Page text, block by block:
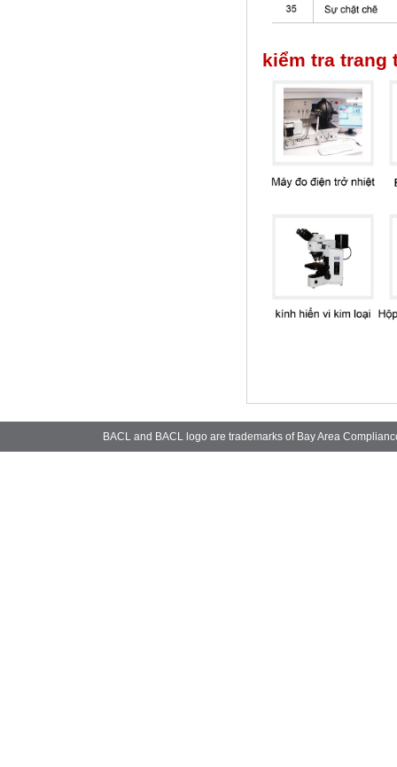
kiểm tra trang
BACL and BACL logo are trademarks of Bay Area